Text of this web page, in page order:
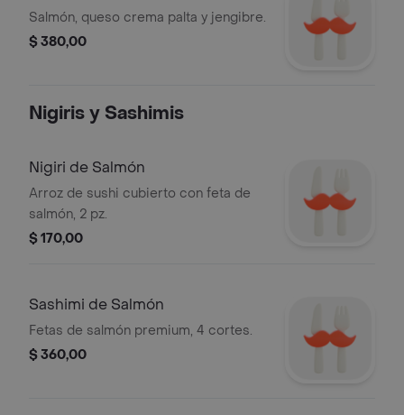
Salmón, queso crema palta y jengibre.
$ 380,00
Nigiris y Sashimis
Nigiri de Salmón
Arroz de sushi cubierto con feta de
salmón, 2 pz.
$ 170,00
Sashimi de Salmón
Fetas de salmón premium, 4 cortes.
$ 360,00